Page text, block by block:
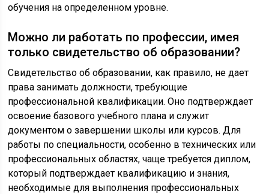
обучения на определенном уровне.
Можно ли работать по профессии, имея
только свидетельство об образовании?
Свидетельство об образовании, как правило, не дает
права занимать должности, требующие
профессиональной квалификации. Оно подтверждает
освоение базового учебного плана и служит
документом о завершении школы или курсов. Для
работы по специальности, особенно в технических или
профессиональных областях, чаще требуется диплом,
который подтверждает квалификацию и знания,
необходимые для выполнения профессиональных